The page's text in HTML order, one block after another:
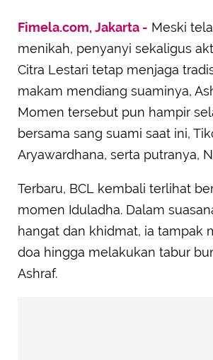
Fimela.com, Jakarta - Meski
menikah, penyanyi sekaligus
Citra Lestari tetap menjaga
makam mendiang suaminya,
Momen tersebut pun hampir
bersama sang suami saat ini,
Aryawardhana, serta putranya,
Terbaru, BCL kembali terlihat
momen Iduladha. Dalam
hangat dan khidmat, ia tampak
doa hingga melakukan tabur
Ashraf.